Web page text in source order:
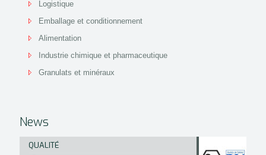
Logistique
Emballage et conditionnement
Alimentation
Industrie chimique et pharmaceutique
Granulats et minéraux
News
QUALITÉ